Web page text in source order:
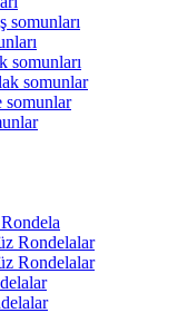
somunları
somunları
somunlar
somunlar
Rondelalar
Rondelalar